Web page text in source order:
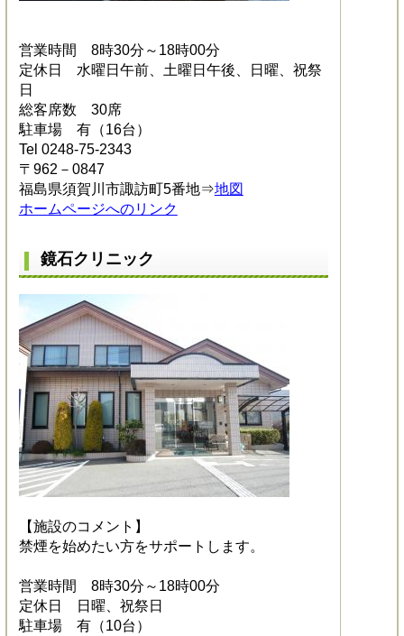
営業時間 8時30分～18時00分
定休日 水曜日午前、土曜日午後、日曜、祝祭
日
総客席数 30席
駐車場 有（16台）
Tel 0248-75-2343
〒962－0847
福島県須賀川市諏訪町5番地⇒地図
ホームページへのリンク
鏡石クリニック
【施設のコメント】
禁煙を始めたい方をサポートします。
営業時間 8時30分～18時00分
定休日 日曜、祝祭日
駐車場 有（10台）